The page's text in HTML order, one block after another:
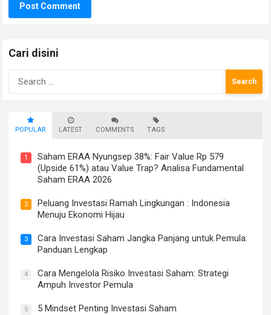
Cari disini
Search
POPULAR LATEST COMMENTS TAGS
1
Saham ERAA Nyungsep 38%: Fair Value Rp 579
(Upside 61%) atau Value Trap? Analisa Fundamental
Saham ERAA 2026
2
Peluang Investasi Ramah Lingkungan : Indonesia
Menuju Ekonomi Hijau
3
Cara Investasi Saham Jangka Panjang untuk Pemula:
Panduan Lengkap
4
Cara Mengelola Risiko Investasi Saham: Strategi
Ampuh Investor Pemula
5 5 Mindset Penting Investasi Saham